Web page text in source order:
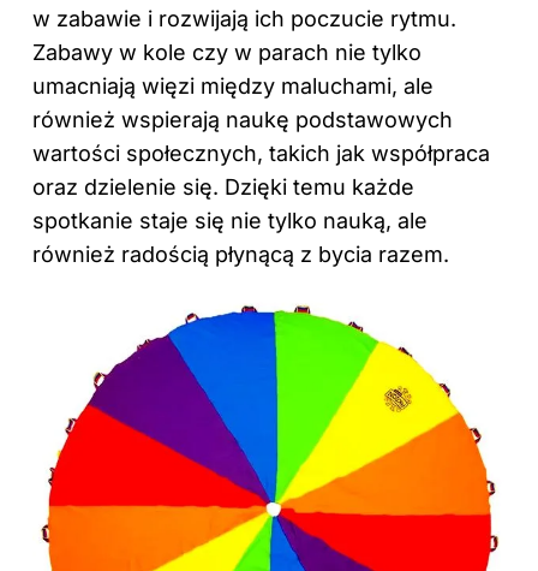
w zabawie i rozwijają ich poczucie rytmu.
Zabawy w kole czy w parach nie tylko
umacniają więzi między maluchami, ale
również wspierają naukę podstawowych
wartości społecznych, takich jak współpraca
oraz dzielenie się. Dzięki temu każde
spotkanie staje się nie tylko nauką, ale
również radością płynącą z bycia razem.